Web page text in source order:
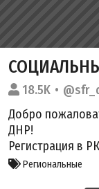
18.5K
Добро
ДНР!
Регистрация в
Региональные